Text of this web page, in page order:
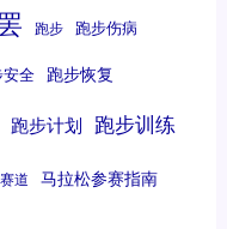
跑步 跑步伤病
安全 跑步恢复
跑步计划 跑步训练
道 马拉松参赛指南